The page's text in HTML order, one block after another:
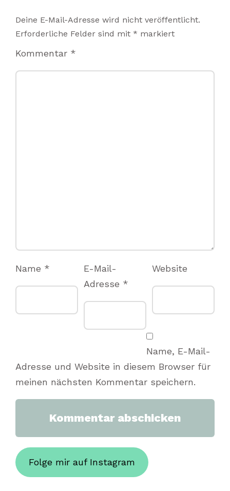
Deine E-Mail-Adresse wird nicht veröffentlicht.
Erforderliche Felder sind mit * markiert
Kommentar *
Name *
E-Mail-
Adresse *
Website
Name, E-Mail-
Adresse und Website in diesem Browser für
meinen nächsten Kommentar speichern.
Folge mir auf Instagram